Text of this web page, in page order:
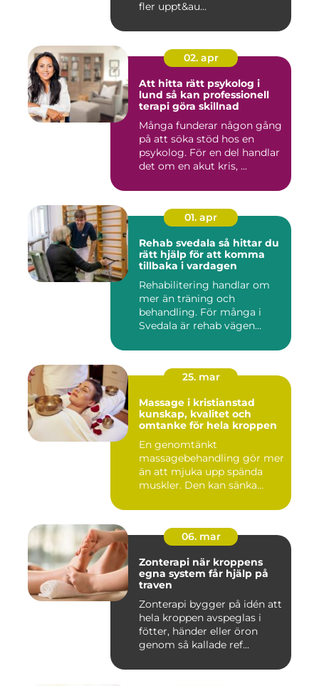
fler uppt&au...
02. apr
Att hitta rätt psykolog i
lund så kan professionell
terapi göra skillnad
Många funderar någon gång
på att söka stöd hos en
psykolog. För en del handlar
det om en akut kris, ...
01. apr
Rehab svedala så hittar du
rätt hjälp för att komma
tillbaka i vardagen
Rehabilitering handlar om
mer än träning och
behandling. För många i
Svedala är rehab vägen
25. mar
Massage i kristianstad
kunskap, kvalitet och
omtanke för hela kroppen
En genomtänkt
massagebehandling gör mer
än att mjuka upp spända
muskler. Den kan sänka
06. mar
Zonterapi när kroppens
egna system får hjälp på
traven
Zonterapi bygger på idén att
hela kroppen avspeglas i
fötter, händer eller öron
genom så kallade ref...